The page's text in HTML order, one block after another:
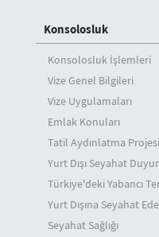
Konsolosluk
Konsolosluk İşlemleri
Vize Genel Bilgileri
Vize Uygulamaları
Emlak Konuları
Tatil Aydınlatma Projesi
Yurt Dışı Seyahat
Türkiye'deki Yabancı
Yurt Dışına Seyahat
Seyahat Sağlığı